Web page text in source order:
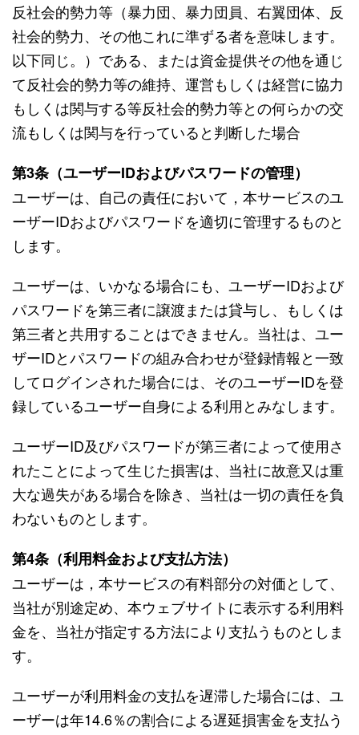
反社会的勢力等（暴力団、暴力団員、右翼団体、反
社会的勢力、その他これに準ずる者を意味します。
以下同じ。）である、または資金提供その他を通じ
て反社会的勢力等の維持、運営もしくは経営に協力
もしくは関与する等反社会的勢力等との何らかの交
流もしくは関与を行っていると判断した場合
第3条（ユーザーIDおよびパスワードの管理）
ユーザーは、自己の責任において，本サービスのユ
ーザーIDおよびパスワードを適切に管理するものと
します。
ユーザーは、いかなる場合にも、ユーザーIDおよび
パスワードを第三者に譲渡または貸与し、もしくは
第三者と共用することはできません。当社は、ユー
ザーIDとパスワードの組み合わせが登録情報と一致
してログインされた場合には、そのユーザーIDを登
録しているユーザー自身による利用とみなします。
ユーザーID及びパスワードが第三者によって使用さ
れたことによって生じた損害は、当社に故意又は重
大な過失がある場合を除き、当社は一切の責任を負
わないものとします。
第4条（利用料金および支払方法）
ユーザーは，本サービスの有料部分の対価として、
当社が別途定め、本ウェブサイトに表示する利用料
金を、当社が指定する方法により支払うものとしま
す。
ユーザーが利用料金の支払を遅滞した場合には、ユ
ーザーは年14.6％の割合による遅延損害金を支払う